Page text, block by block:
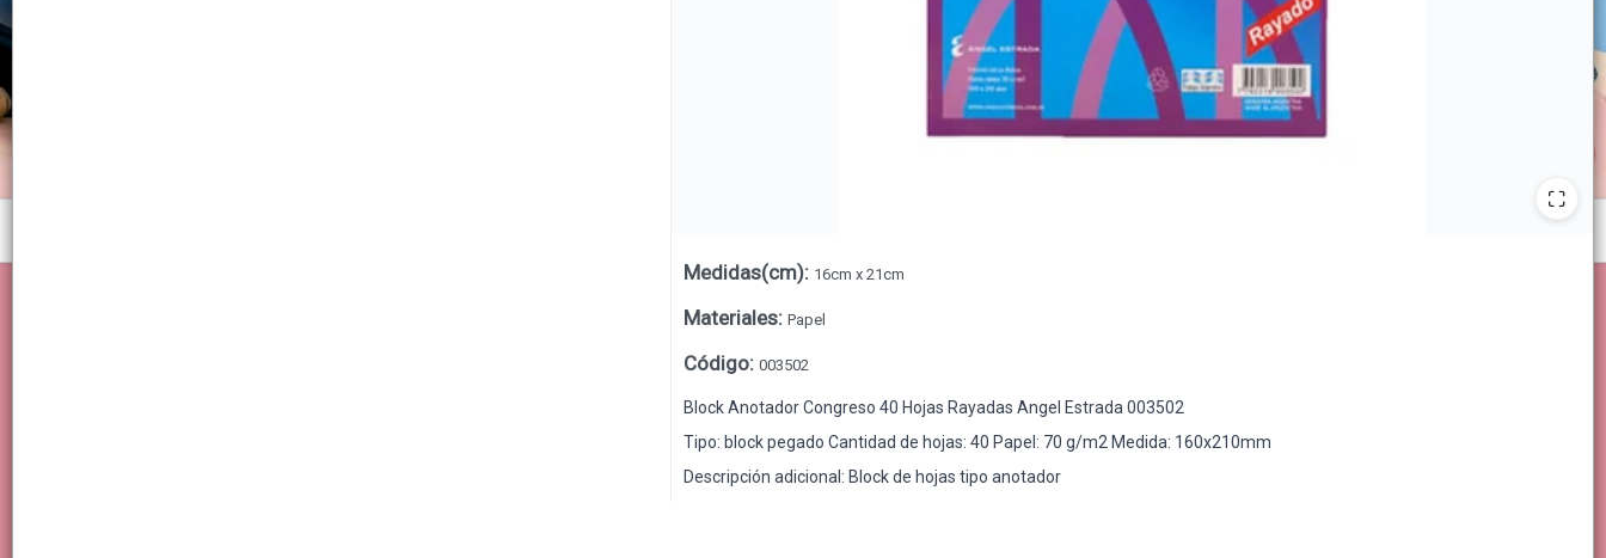
Medidas(cm): 16cm x 21cm
Materiales: Papel
Código: 003502
Block Anotador Congreso 40 Hojas Rayadas Angel Estrada 003502
Tipo: block pegado Cantidad de hojas: 40 Papel: 70 g/m2 Medida: 160x210mm
Descripción adicional: Block de hojas tipo anotador
Lista vacía